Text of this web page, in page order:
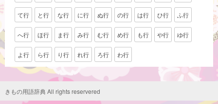
て行 と行 な行 に行 ぬ行 の行 は行 ひ行 ふ行
へ行 ほ行 ま行 み行 む行 め行 も行 や行 ゆ行
よ行 ら行 り行 れ行 ろ行 わ行
きもの用語辞典 All rights reservered